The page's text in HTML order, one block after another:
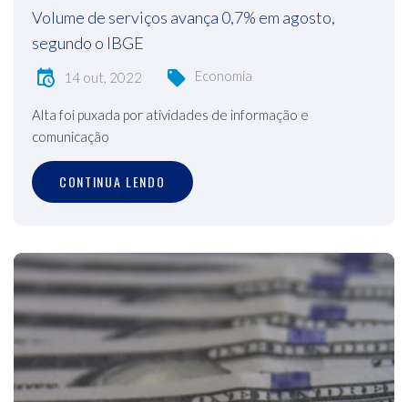
Volume de serviços avança 0,7% em agosto,
segundo o IBGE
14 out, 2022 Economia
Alta foi puxada por atividades de informação e
comunicação
CONTINUA LENDO